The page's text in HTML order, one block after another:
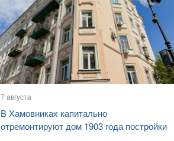
7 августа
В Хамовниках капитально
отремонтируют дом 1903 года постройки